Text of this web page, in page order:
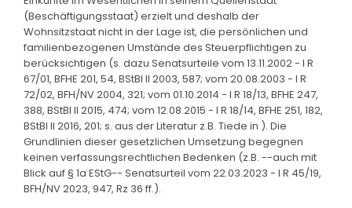
(Beschäftigungsstaat) erzielt und deshalb der
Wohnsitzstaat nicht in der Lage ist, die persönlichen und
familienbezogenen Umstände des Steuerpflichtigen zu
berücksichtigen (s. dazu Senatsurteile vom 13.11.2002 - I R
67/01, BFHE 201, 54, BStBl II 2003, 587; vom 20.08.2003 - I R
72/02, BFH/NV 2004, 321; vom 01.10.2014 - I R 18/13, BFHE 247,
388, BStBl II 2015, 474; vom 12.08.2015 - I R 18/14, BFHE 251, 182,
BStBl II 2016, 201; s. aus der Literatur z.B. Tiede in ). Die
Grundlinien dieser gesetzlichen Umsetzung begegnen
keinen verfassungsrechtlichen Bedenken (z.B. --auch mit
Blick auf § 1a EStG-- Senatsurteil vom 22.03.2023 - I R 45/19,
BFH/NV 2023, 947, Rz 36 ff.).